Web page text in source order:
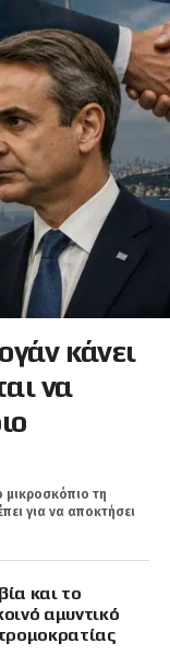
κάνει
να
μικροσκόπιο τη
για να αποκτήσει
και το
αμυντικό